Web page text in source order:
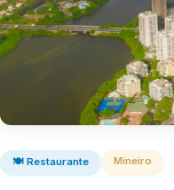
🍽️ Restaurante Mineiro